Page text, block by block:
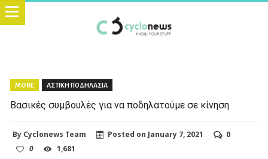
MORE ΑΣΤΙΚΗ ΠΟΔΗΛΑΣΙΑ
Βασικές συμβουλές για να ποδηλατούμε σε κίνηση
By Cyclonews Team Posted on January 7, 2021
0
0
1,681